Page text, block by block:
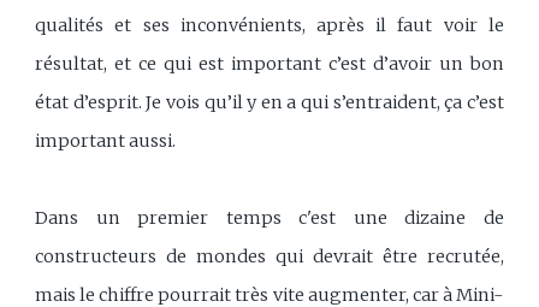
qualités et ses inconvénients, après il faut voir le
résultat, et ce qui est important c’est d’avoir un bon
état d’esprit. Je vois qu’il y en a qui s’entraident, ça c’est
important aussi.
Dans un premier temps c'est une dizaine de
constructeurs de mondes qui devrait être recrutée,
mais le chiffre pourrait très vite augmenter, car à Mini-